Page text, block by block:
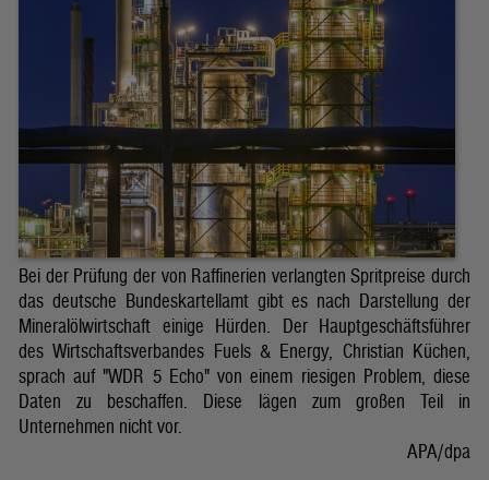
Bei der Prüfung der von Raffinerien verlangten Spritpreise durch
das deutsche Bundeskartellamt gibt es nach Darstellung der
Mineralölwirtschaft einige Hürden. Der Hauptgeschäftsführer
des Wirtschaftsverbandes Fuels & Energy, Christian Küchen,
sprach auf "WDR 5 Echo" von einem riesigen Problem, diese
Daten zu beschaffen. Diese lägen zum großen Teil in
Unternehmen nicht vor.
APA/dpa